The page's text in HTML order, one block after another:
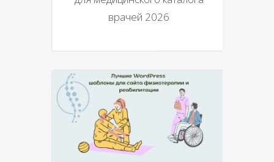
врачей 2026